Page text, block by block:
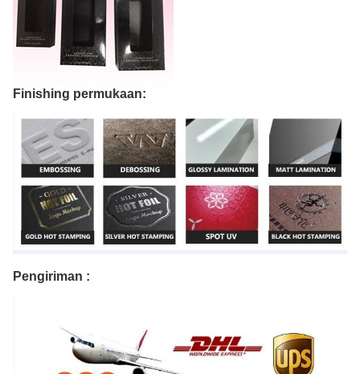
Finishing permukaan:
Pengiriman :